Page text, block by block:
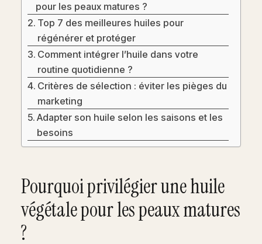
pour les peaux matures ?
Top 7 des meilleures huiles pour
régénérer et protéger
Comment intégrer l’huile dans votre
routine quotidienne ?
Critères de sélection : éviter les pièges du
marketing
Adapter son huile selon les saisons et les
besoins
Pourquoi privilégier une huile
végétale pour les peaux matures
?